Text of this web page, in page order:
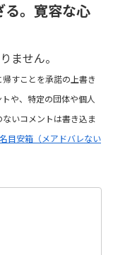
る。寛容な心
ません。
すことを承諾の上書き
や、特定の団体や個人
いコメントは書き込ま
目安箱（メアドバレない